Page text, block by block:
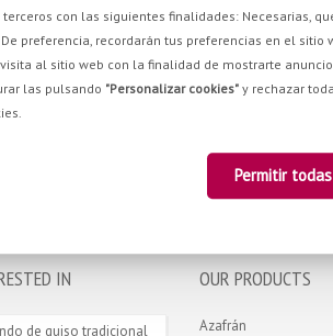
con las siguientes finalidades: Necesarias,
preferencia, recordarán tus preferencias en el
al sitio web con la finalidad de mostrarte
las pulsando "Personalizar cookies" y rechazar
Permitir todas
IN OUR PRODUCTS
Azafrán